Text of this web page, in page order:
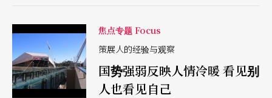
焦点专题 Focus
策展人的经验与观察
国势强弱反映人情冷暖 看见别
人也看见自己